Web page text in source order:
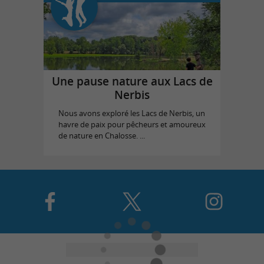
Une pause nature aux Lacs de
Nerbis
Nous avons exploré les Lacs de Nerbis, un
havre de paix pour pêcheurs et amoureux
de nature en Chalosse. ...